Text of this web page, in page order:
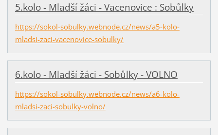
5.kolo - Mladší žáci - Vacenovice : Sobůlky
https://sokol-sobulky.webnode.cz/news/a5-kolo-
mladsi-zaci-vacenovice-sobulky/
6.kolo - Mladší žáci - Sobůlky - VOLNO
https://sokol-sobulky.webnode.cz/news/a6-kolo-
mladsi-zaci-sobulky-volno/